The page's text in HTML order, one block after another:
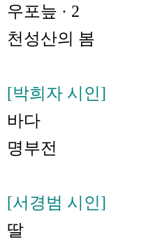
우포늪 · 2
천성산의 봄
[박희자 시인]
바다
명부전
[서경범 시인]
딸